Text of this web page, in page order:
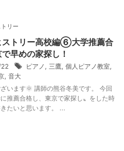
リー
ストリー高校編⑥大学推薦合
早めの家探し！
ピアノ, 三鷹, 個人ピアノ教室,
, 音大
います🌞 講師の熊谷冬美です。 今回
推薦合格し、東京で家探し〟をした時
たいと思います。 ...